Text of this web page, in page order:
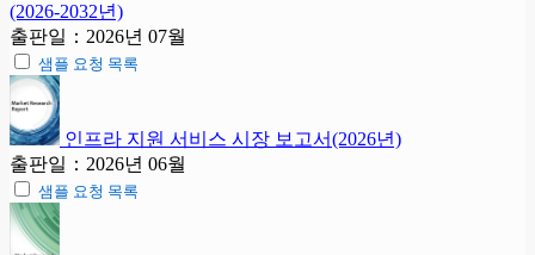
(2026-2032년)
출판일：2026년 07월
샘플 요청 목록
인프라 지원 서비스 시장 보고서(2026년)
출판일：2026년 06월
샘플 요청 목록